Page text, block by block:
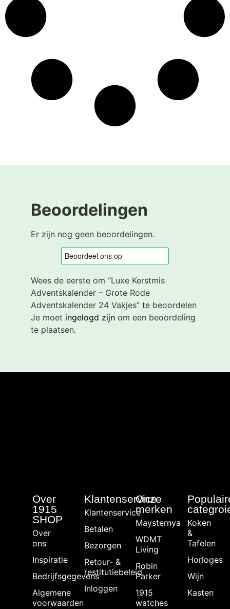
Beoordelingen
Er zijn nog geen beoordelingen.
Wees de eerste om “Luxe Kerstmis
Adventskalender – Grote Rode
Adventskalender 24 Vakjes” te beoordelen
Je moet ingelogd zijn om een beoordeling
te plaatsen.
Over
1915
SHOP
Over
ons
Inspiratie
Bedrijfsgegevens
Algemene
voorwaarden
Klantenservice
Klantenservice
Betalen
Bezorgen
Retour- &
restitutiebeleid
Inloggen
Onze
merken
Maysternya
WDMT
Living
Robin
Parker
1915
watches
Koken
&
Tafelen
Horloges
Wijn
Kasten